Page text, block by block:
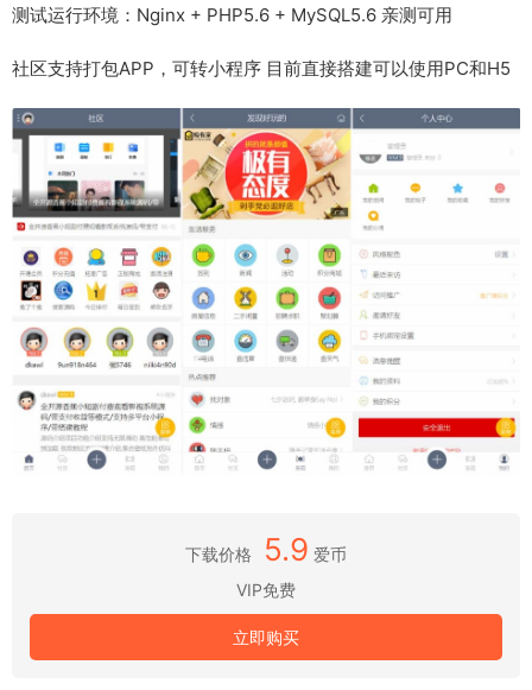
测试运行环境：Nginx + PHP5.6 + MySQL5.6 亲测可用
社区支持打包APP，可转小程序 目前直接搭建可以使用PC和H5
下载价格 5.9 爱币
VIP免费
立即购买